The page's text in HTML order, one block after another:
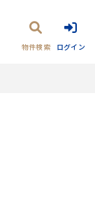
物件検索 ログイン